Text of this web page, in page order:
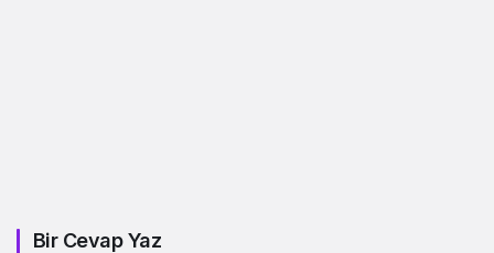
Bir Cevap Yaz